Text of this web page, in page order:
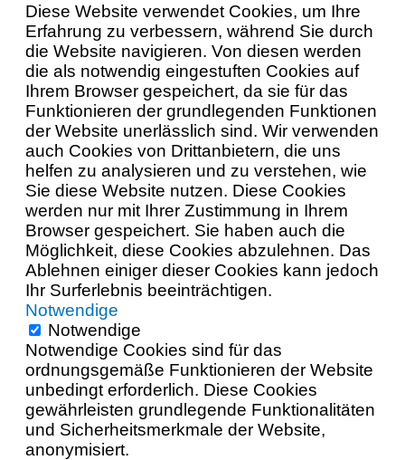
Diese Website verwendet Cookies, um Ihre
Erfahrung zu verbessern, während Sie durch
die Website navigieren. Von diesen werden
die als notwendig eingestuften Cookies auf
Ihrem Browser gespeichert, da sie für das
Funktionieren der grundlegenden Funktionen
der Website unerlässlich sind. Wir verwenden
auch Cookies von Drittanbietern, die uns
helfen zu analysieren und zu verstehen, wie
Sie diese Website nutzen. Diese Cookies
werden nur mit Ihrer Zustimmung in Ihrem
Browser gespeichert. Sie haben auch die
Möglichkeit, diese Cookies abzulehnen. Das
Ablehnen einiger dieser Cookies kann jedoch
Ihr Surferlebnis beeinträchtigen.
Notwendige
Notwendige
Notwendige Cookies sind für das
ordnungsgemäße Funktionieren der Website
unbedingt erforderlich. Diese Cookies
gewährleisten grundlegende Funktionalitäten
und Sicherheitsmerkmale der Website,
anonymisiert.